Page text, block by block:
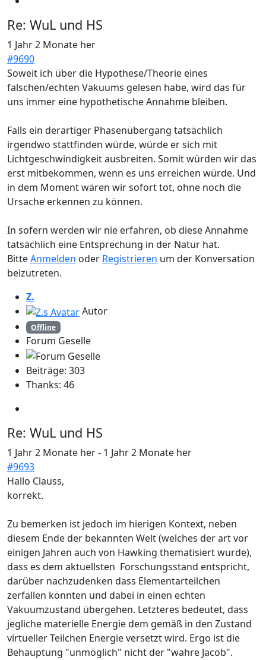
Re: WuL und HS
1 Jahr 2 Monate her
#9690
Soweit ich über die Hypothese/Theorie eines
falschen/echten Vakuums gelesen habe, wird das für
uns immer eine hypothetische Annahme bleiben.
Falls ein derartiger Phasenübergang tatsächlich
irgendwo stattfinden würde, würde er sich mit
Lichtgeschwindigkeit ausbreiten. Somit würden wir das
erst mitbekommen, wenn es uns erreichen würde. Und
in dem Moment wären wir sofort tot, ohne noch die
Ursache erkennen zu können.
In sofern werden wir nie erfahren, ob diese Annahme
tatsächlich eine Entsprechung in der Natur hat.
BitteAnmelden oder Registrieren um der Konversation
beizutreten.
Z.
Autor
Offline
Forum Geselle
Beiträge: 303
Thanks: 46
Re: WuL und HS
1 Jahr 2 Monate her- 1 Jahr 2 Monate her
#9693
Hallo Clauss,
korrekt.
Zu bemerken ist jedoch im hierigen Kontext, neben
diesem Ende der bekannten Welt (welches der art vor
einigen Jahren auch von Hawking thematisiert wurde),
dass es dem aktuellsten Forschungsstand entspricht,
darüber nachzudenken dass Elementarteilchen
zerfallen könnten und dabei in einen echten
Vakuumzustand übergehen. Letzteres bedeutet, dass
jegliche materielle Energie dem gemäß in den Zustand
virtueller Teilchen Energie versetzt wird. Ergo ist die
Behauptung "unmöglich" nicht der "wahre Jacob".